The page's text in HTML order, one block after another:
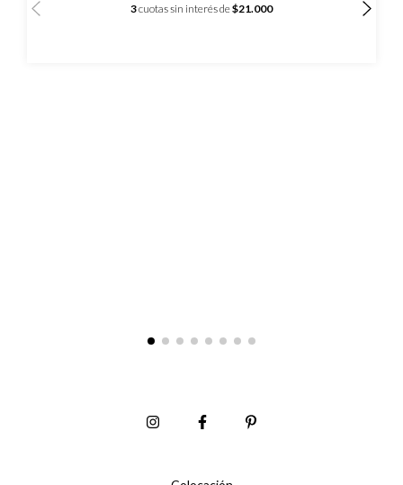
3cuotas sin interés de$21.000